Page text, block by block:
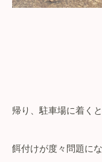
帰り、駐車場に着く
餌付けが度々問題に